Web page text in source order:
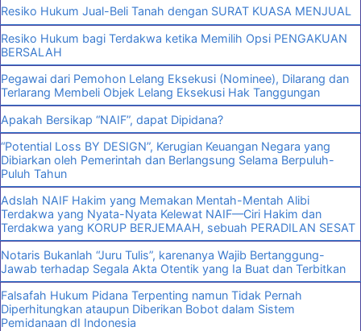
Resiko Hukum Jual-Beli Tanah dengan SURAT KUASA MENJUAL
Resiko Hukum bagi Terdakwa ketika Memilih Opsi PENGAKUAN
BERSALAH
Pegawai dari Pemohon Lelang Eksekusi (Nominee), Dilarang dan
Terlarang Membeli Objek Lelang Eksekusi Hak Tanggungan
Apakah Bersikap “NAIF”, dapat Dipidana?
“Potential Loss BY DESIGN”, Kerugian Keuangan Negara yang
Dibiarkan oleh Pemerintah dan Berlangsung Selama Berpuluh-
Puluh Tahun
Adslah NAIF Hakim yang Memakan Mentah-Mentah Alibi
Terdakwa yang Nyata-Nyata Kelewat NAIF—Ciri Hakim dan
Terdakwa yang KORUP BERJEMAAH, sebuah PERADILAN SESAT
Notaris Bukanlah “Juru Tulis”, karenanya Wajib Bertanggung-
Jawab terhadap Segala Akta Otentik yang Ia Buat dan Terbitkan
Falsafah Hukum Pidana Terpenting namun Tidak Pernah
Diperhitungkan ataupun Diberikan Bobot dalam Sistem
Pemidanaan dI Indonesia